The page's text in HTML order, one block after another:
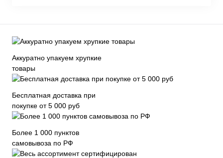
Аккуратно упакуем хрупкие
товары
Бесплатная доставка при
покупке от 5 000 руб
Более 1 000 пунктов
самовывоза по РФ